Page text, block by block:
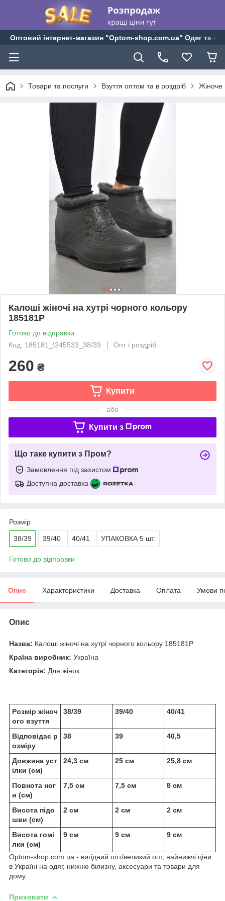
Оптовий інтернет-магазин "Optom-shop.com.ua" Одяг та
Товари та послуги Взуття оптом та в роздріб Жіноче
Калоші жіночі на хутрі чорного кольору
185181P
Готово до відправки
Код: 185181_!245533_38/39
Опт і роздріб
260 ₴
Купити
або
Купити з
Що таке купити з Пром?
Замовлення під захистом
Доступна доставка
Розмір
38/39 39/40 40/41 УПАКОВКА 5 шт.
Готово до відправки
Опис Характеристики Доставка Оплата Умови
Опис
Назва: Калоші жіночі на хутрі чорного кольору 185181P
Країна виробник: Україна
Категорія: Для жінок
Розмір жіноч
ого взуття
38/39 39/40 40/41
Відповідає р
озміру
38 39 40,5
Довжина уст
ілки (см)
24,3 см 25 см 25,8 см
Повнота ног
и (см)
7,5 см 7,5 см 8 см
Висота підо
шви (см)
2 см 2 см 2 см
Висота гомі
лки (см)
9 см 9 см 9 см
Optom-shop.com.ua - вигідний опт/великий опт, найнижчі ціни
в Україні на одяг, нижню білизну, аксесуари та товари для
дому.
Приховати